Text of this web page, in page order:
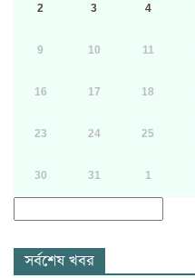
2 3 4
9 10 11
16 17 18
23 24 25
30 31 1
সর্বশেষ খবর